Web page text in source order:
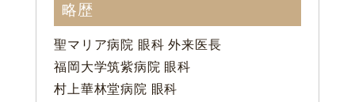
略歴
聖マリア病院 眼科 外来医長
福岡大学筑紫病院 眼科
村上華林堂病院 眼科